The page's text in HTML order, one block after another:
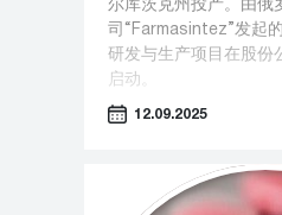
尔库茨克州投产。由俄
司“Farmasintez”发起
研发与生产项目在股份
启动。
12.09.2025